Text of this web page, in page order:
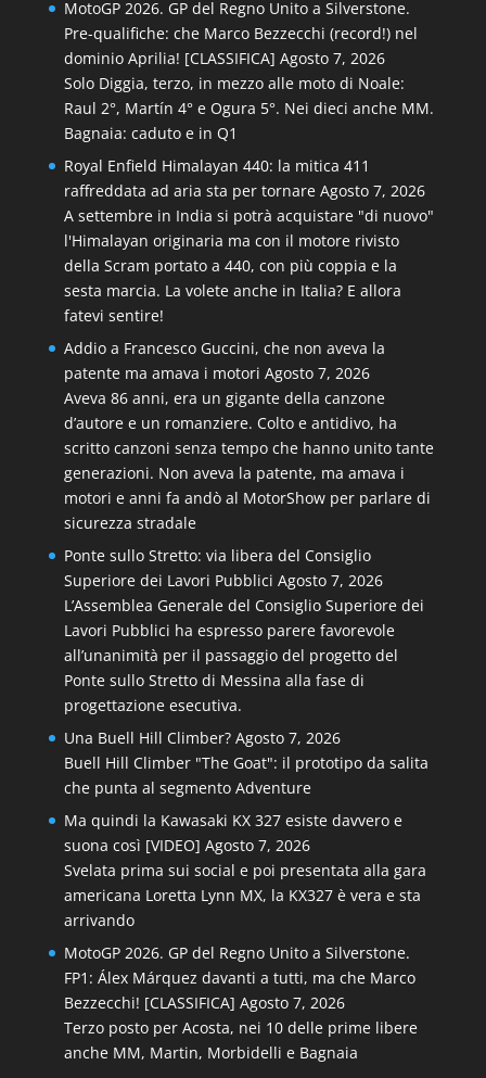
MotoGP 2026. GP del Regno Unito a Silverstone.
Pre-qualifiche: che Marco Bezzecchi (record!) nel
dominio Aprilia! [CLASSIFICA] Agosto 7, 2026
Solo Diggia, terzo, in mezzo alle moto di Noale:
Raul 2°, Martín 4° e Ogura 5°. Nei dieci anche MM.
Bagnaia: caduto e in Q1
Royal Enfield Himalayan 440: la mitica 411
raffreddata ad aria sta per tornare Agosto 7, 2026
A settembre in India si potrà acquistare "di nuovo"
l'Himalayan originaria ma con il motore rivisto
della Scram portato a 440, con più coppia e la
sesta marcia. La volete anche in Italia? E allora
fatevi sentire!
Addio a Francesco Guccini, che non aveva la
patente ma amava i motori Agosto 7, 2026
Aveva 86 anni, era un gigante della canzone
d’autore e un romanziere. Colto e antidivo, ha
scritto canzoni senza tempo che hanno unito tante
generazioni. Non aveva la patente, ma amava i
motori e anni fa andò al MotorShow per parlare di
sicurezza stradale
Ponte sullo Stretto: via libera del Consiglio
Superiore dei Lavori Pubblici Agosto 7, 2026
L’Assemblea Generale del Consiglio Superiore dei
Lavori Pubblici ha espresso parere favorevole
all’unanimità per il passaggio del progetto del
Ponte sullo Stretto di Messina alla fase di
progettazione esecutiva.
Una Buell Hill Climber? Agosto 7, 2026
Buell Hill Climber "The Goat": il prototipo da salita
che punta al segmento Adventure
Ma quindi la Kawasaki KX 327 esiste davvero e
suona così [VIDEO] Agosto 7, 2026
Svelata prima sui social e poi presentata alla gara
americana Loretta Lynn MX, la KX327 è vera e sta
arrivando
MotoGP 2026. GP del Regno Unito a Silverstone.
FP1: Álex Márquez davanti a tutti, ma che Marco
Bezzecchi! [CLASSIFICA] Agosto 7, 2026
Terzo posto per Acosta, nei 10 delle prime libere
anche MM, Martin, Morbidelli e Bagnaia